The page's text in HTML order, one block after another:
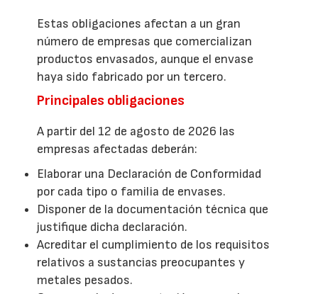
Estas obligaciones afectan a un gran
número de empresas que comercializan
productos envasados, aunque el envase
haya sido fabricado por un tercero.
Principales obligaciones
A partir del 12 de agosto de 2026 las
empresas afectadas deberán:
Elaborar una Declaración de Conformidad
por cada tipo o familia de envases.
Disponer de la documentación técnica que
justifique dicha declaración.
Acreditar el cumplimiento de los requisitos
relativos a sustancias preocupantes y
metales pesados.